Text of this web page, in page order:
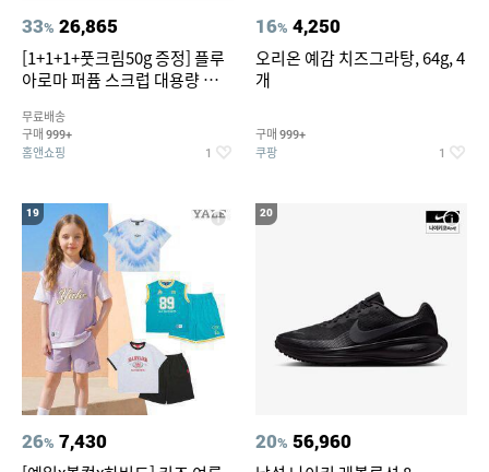
33% 26,865
[1+1+1+풋크림50g 증정] 플루
아로마 퍼퓸 스크럽 대용량 바디
무료배송
구매 999+
홈앤쇼핑 1
16% 4,250
오리온 예감 치즈그라탕, 64g, 4
개
구매 999+
쿠팡 1
19
26% 7,430
20
20% 56,960